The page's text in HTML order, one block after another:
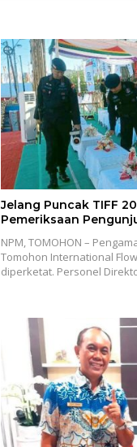
Jelang Puncak TIFF
Pemeriksaan
NPM, TOMOHON –
Tomohon International
diperketat. Personel